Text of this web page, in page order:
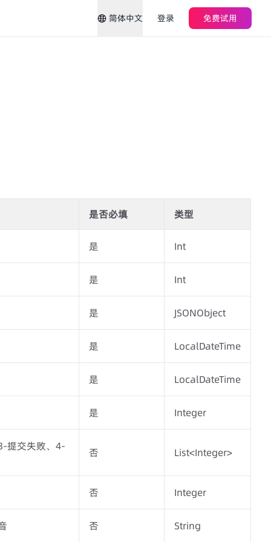
简体中文 登录 免费试用
是否必填 类型
是 Int
是 Int
是 JSONObject
是 LocalDateTime
是 LocalDateTime
是 Integer
提交失败、4- 否 List<Integer>
否 Integer
否 String